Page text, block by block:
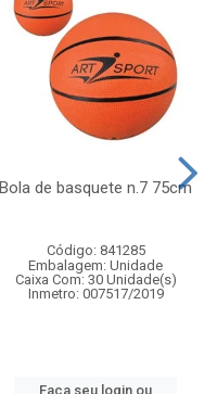
Bola de basquete n.7 75cm
Código: 841285
Embalagem: Unidade
Caixa Com: 30 Unidade(s)
Inmetro: 007517/2019
Faça seu login ou